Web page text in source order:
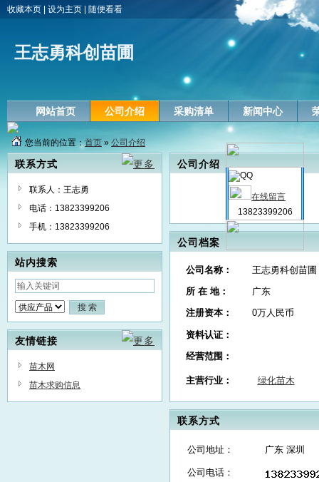
收藏本页 设为主页 随便看看
王志勇科创苗圃
网站首页 公司介绍 采购清单 新闻中心
您当前的位置：首页 » 公司介绍
联系方式
联系人：王志勇
电话：13823399206
手机：13823399206
站内搜索
友情链接
苗木网
苗木求购信息
公司介绍
公司档案
公司名称：
王志勇科创苗圃
所 在 地：
广东
注册资本：
0万人民币
资料认证：
经营范围：
主营行业： 绿化苗木
联系方式
公司地址： 广东 深圳
公司电话：
在线留言
13823399206